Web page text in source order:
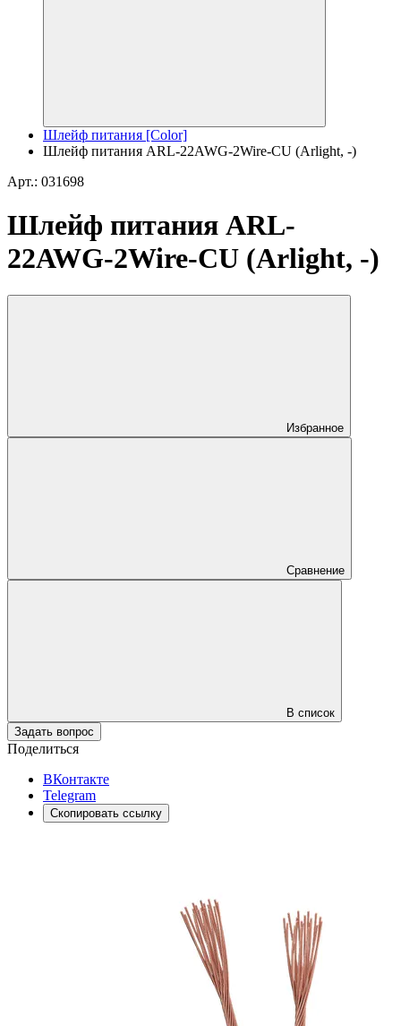
Шлейф питания [Color]
Шлейф питания ARL-22AWG-2Wire-CU (Arlight, -)
Арт.: 031698
Шлейф питания ARL-
22AWG-2Wire-CU (Arlight, -)
Избранное
Сравнение
В список
Задать вопрос
Поделиться
ВКонтакте
Telegram
Скопировать ссылку